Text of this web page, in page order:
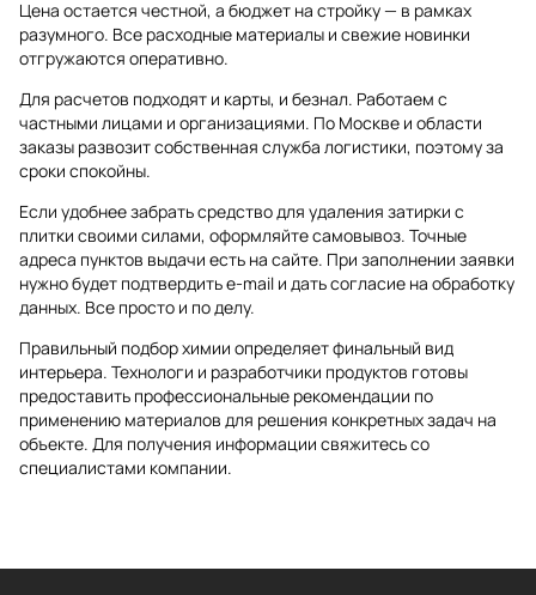
Цена остается честной, а бюджет на стройку — в рамках
разумного. Все расходные материалы и свежие новинки
отгружаются оперативно.
Для расчетов подходят и карты, и безнал. Работаем с
частными лицами и организациями. По Москве и области
заказы развозит собственная служба логистики, поэтому за
сроки спокойны.
Если удобнее забрать средство для удаления затирки с
плитки своими силами, оформляйте самовывоз. Точные
адреса пунктов выдачи есть на сайте. При заполнении заявки
нужно будет подтвердить e-mail и дать согласие на обработку
данных. Все просто и по делу.
Правильный подбор химии определяет финальный вид
интерьера. Технологи и разработчики продуктов готовы
предоставить профессиональные рекомендации по
применению материалов для решения конкретных задач на
объекте. Для получения информации свяжитесь со
специалистами компании.